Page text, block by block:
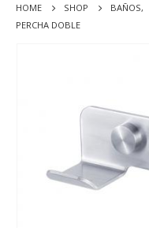
HOME SHOP BAÑOS,
PERCHA DOBLE